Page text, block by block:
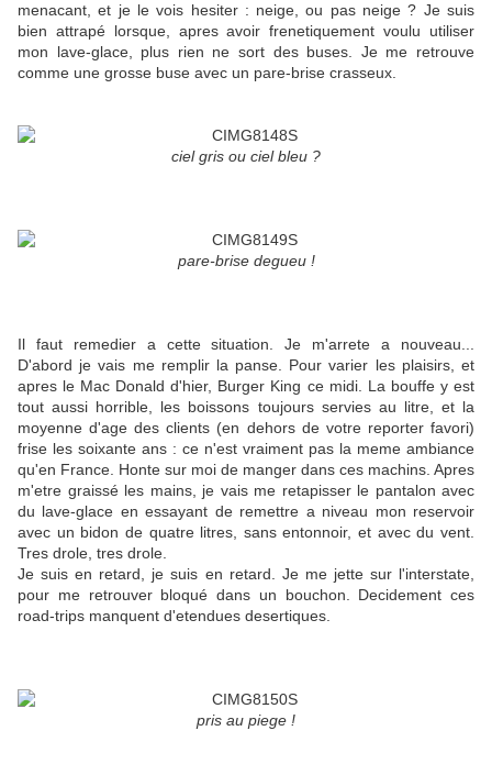
menacant, et je le vois hesiter : neige, ou pas neige ? Je suis
bien attrapé lorsque, apres avoir frenetiquement voulu utiliser
mon lave-glace, plus rien ne sort des buses. Je me retrouve
comme une grosse buse avec un pare-brise crasseux.
ciel gris ou ciel bleu ?
pare-brise degueu !
Il faut remedier a cette situation. Je m'arrete a nouveau...
D'abord je vais me remplir la panse. Pour varier les plaisirs, et
apres le Mac Donald d'hier, Burger King ce midi. La bouffe y est
tout aussi horrible, les boissons toujours servies au litre, et la
moyenne d'age des clients (en dehors de votre reporter favori)
frise les soixante ans : ce n'est vraiment pas la meme ambiance
qu'en France. Honte sur moi de manger dans ces machins. Apres
m'etre graissé les mains, je vais me retapisser le pantalon avec
du lave-glace en essayant de remettre a niveau mon reservoir
avec un bidon de quatre litres, sans entonnoir, et avec du vent.
Tres drole, tres drole.
Je suis en retard, je suis en retard. Je me jette sur l'interstate,
pour me retrouver bloqué dans un bouchon. Decidement ces
road-trips manquent d'etendues desertiques.
pris au piege !